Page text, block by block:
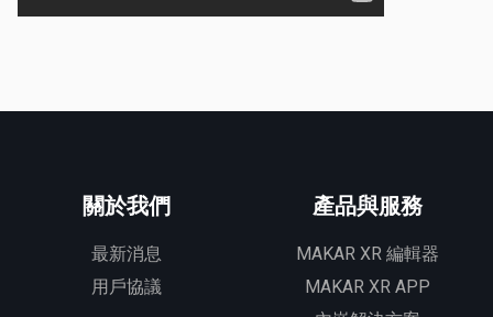
關於我們
最新消息
用戶協議
產品與服務
MAKAR XR 編輯器
MAKAR XR APP